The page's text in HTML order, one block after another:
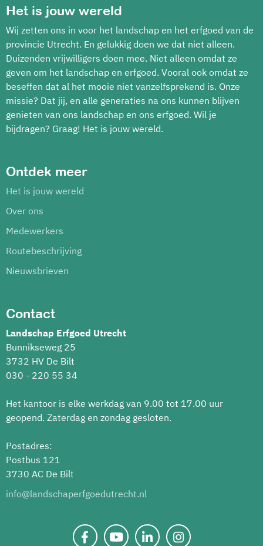
Het is jouw wereld
Wij zetten ons in voor het landschap en het erfgoed van de
provincie Utrecht. En gelukkig doen we dat niet alleen.
Duizenden vrijwilligers doen mee. Niet alleen omdat ze
geven om het landschap en erfgoed. Vooral ook omdat ze
beseffen dat al het mooie niet vanzelfsprekend is. Onze
missie? Dat jij, en alle generaties na ons kunnen blijven
genieten van ons landschap en ons erfgoed. Wil je
bijdragen? Graag! Het is jouw wereld.
Ontdek meer
Het is jouw wereld
Over ons
Medewerkers
Routebeschrijving
Nieuwsbrieven
Contact
Landschap Erfgoed Utrecht
Bunnikseweg 25
3732 HV De Bilt
030 - 220 55 34
Het kantoor is elke werkdag van 9.00 tot 17.00 uur
geopend. Zaterdag en zondag gesloten.
Postadres:
Postbus 121
3730 AC De Bilt
info@landschaperfgoedutrecht.nl